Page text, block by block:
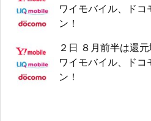
ワイモバイル、ドコ
ン！
２日 ８月前半は還
ワイモバイル、ドコ
ン！